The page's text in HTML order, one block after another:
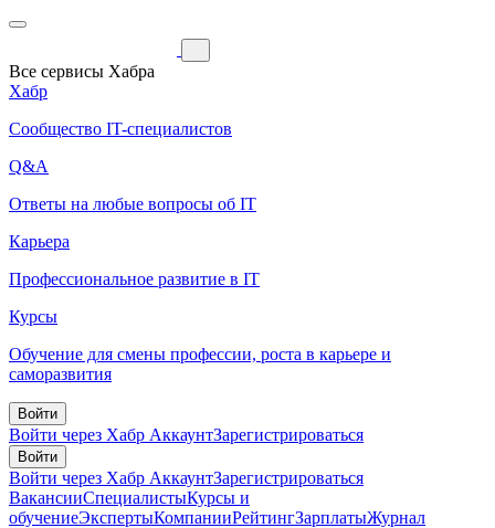
Все сервисы Хабра
Хабр
Сообщество IT-специалистов
Q&A
Ответы на любые вопросы об IT
Карьера
Профессиональное развитие в IT
Курсы
Обучение для смены профессии, роста в карьере и
саморазвития
Войти
Войти через Хабр АккаунтЗарегистрироваться
Войти
Войти через Хабр АккаунтЗарегистрироваться
ВакансииСпециалистыКурсы и
обучениеЭкспертыКомпанииРейтингЗарплатыЖурнал